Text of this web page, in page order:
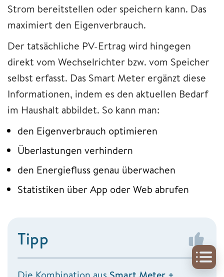
Strom bereitstellen oder speichern kann. Das
maximiert den Eigenverbrauch.
Der tatsächliche PV-Ertrag wird hingegen
direkt vom Wechselrichter bzw. vom Speicher
selbst erfasst. Das Smart Meter ergänzt diese
Informationen, indem es den aktuellen Bedarf
im Haushalt abbildet. So kann man:
den Eigenverbrauch optimieren
Überlastungen verhindern
den Energiefluss genau überwachen
Statistiken über App oder Web abrufen
Tipp